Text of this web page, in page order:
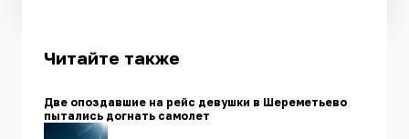
Читайте также
Две опоздавшие на рейс девушки в Шереметьево
пытались догнать самолет